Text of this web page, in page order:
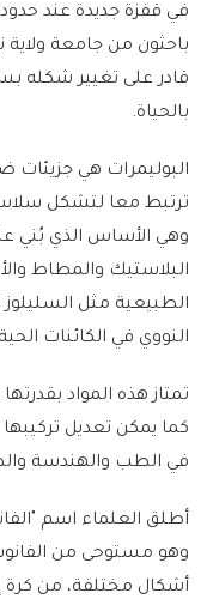
في قفزة جديدة عند حدود
باحثون من جامعة ولاية
قادر على تغيير شكله
بالحياة.
البوليمرات هي
ترتبط معا لتشكل
وهي الأساس الذي بُني
البلاستيك والمطاط
الطبيعية مثل السليلوز
النووي في الكائنات
تمتاز هذه المواد
كما يمكن تعديل
في الطب والهندسة
أطلق العلماء اسم
وهو مستوحى من
أشكال مختلفة، من كرة